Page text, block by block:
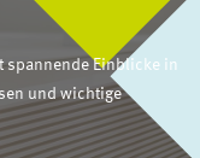
spannende Einblicke in
und wichtige